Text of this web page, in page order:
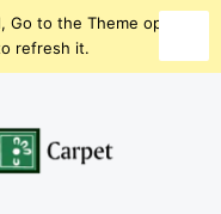
Go to the Theme options
refresh it.